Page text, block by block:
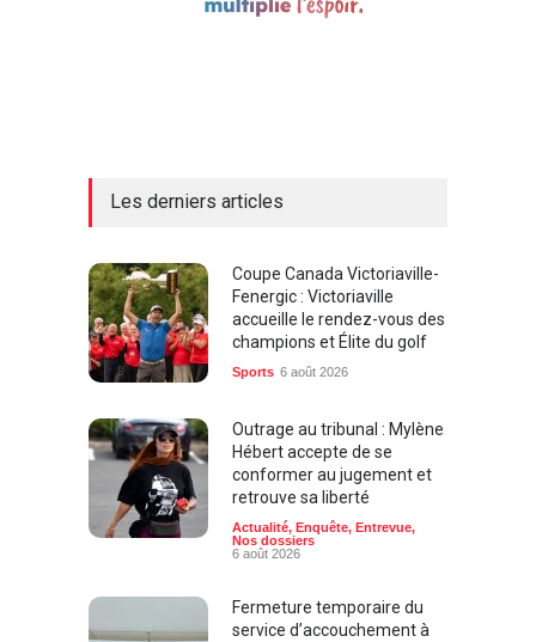
Les derniers articles
Coupe Canada Victoriaville-
Fenergic : Victoriaville
accueille le rendez-vous des
champions et Élite du golf
Sports 6 août 2026
Outrage au tribunal : Mylène
Hébert accepte de se
conformer au jugement et
retrouve sa liberté
Actualité, Enquête, Entrevue,
Nos dossiers
6 août 2026
Fermeture temporaire du
service d’accouchement à